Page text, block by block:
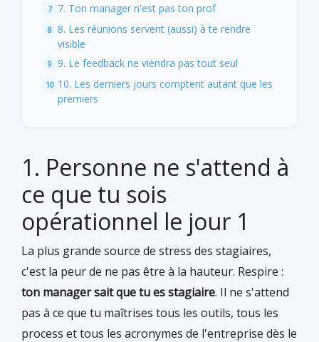
7. Ton manager n'est pas ton prof
8. Les réunions servent (aussi) à te rendre
visible
9. Le feedback ne viendra pas tout seul
10. Les derniers jours comptent autant que les
premiers
1. Personne ne s'attend à
ce que tu sois
opérationnel le jour 1
La plus grande source de stress des stagiaires,
c'est la peur de ne pas être à la hauteur. Respire :
ton manager sait que tu es stagiaire. Il ne s'attend
pas à ce que tu maîtrises tous les outils, tous les
process et tous les acronymes de l'entreprise dès le